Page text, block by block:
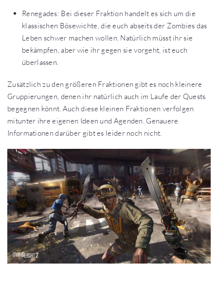
Renegades: Bei dieser Fraktion handelt es sich um die
klassischen Bösewichte, die euch abseits der Zombies das
Leben schwer machen wollen. Natürlich müsst ihr sie
bekämpfen, aber wie ihr gegen sie vorgeht, ist euch
überlassen.
Zusätzlich zu den größeren Fraktionen gibt es noch kleinere
Gruppierungen, denen ihr natürlich auch im Laufe der Quests
begegnen könnt. Auch diese kleinen Fraktionen verfolgen
mitunter ihre eigenen Ideen und Agenden. Genauere
Informationen darüber gibt es leider noch nicht.